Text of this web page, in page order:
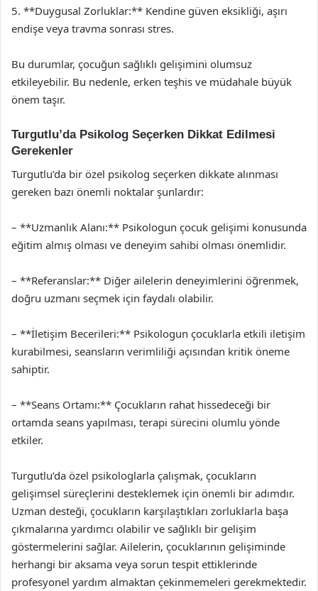
5. **Duygusal Zorluklar:** Kendine güven eksikliği, aşırı
endişe veya travma sonrası stres.
Bu durumlar, çocuğun sağlıklı gelişimini olumsuz
etkileyebilir. Bu nedenle, erken teşhis ve müdahale büyük
önem taşır.
Turgutlu’da Psikolog Seçerken Dikkat Edilmesi
Gerekenler
Turgutlu’da bir özel psikolog seçerken dikkate alınması
gereken bazı önemli noktalar şunlardır:
– **Uzmanlık Alanı:** Psikologun çocuk gelişimi konusunda
eğitim almış olması ve deneyim sahibi olması önemlidir.
– **Referanslar:** Diğer ailelerin deneyimlerini öğrenmek,
doğru uzmanı seçmek için faydalı olabilir.
– **İletişim Becerileri:** Psikologun çocuklarla etkili iletişim
kurabilmesi, seansların verimliliği açısından kritik öneme
sahiptir.
– **Seans Ortamı:** Çocukların rahat hissedeceği bir
ortamda seans yapılması, terapi sürecini olumlu yönde
etkiler.
Turgutlu’da özel psikologlarla çalışmak, çocukların
gelişimsel süreçlerini desteklemek için önemli bir adımdır.
Uzman desteği, çocukların karşılaştıkları zorluklarla başa
çıkmalarına yardımcı olabilir ve sağlıklı bir gelişim
göstermelerini sağlar. Ailelerin, çocuklarının gelişiminde
herhangi bir aksama veya sorun tespit ettiklerinde
profesyonel yardım almaktan çekinmemeleri gerekmektedir.